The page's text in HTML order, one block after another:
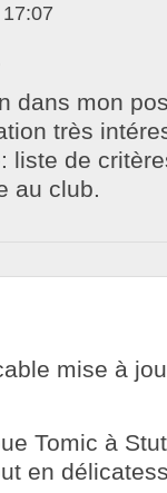
dans mon
très
liste de
au club.
mise à
Tomic à
en